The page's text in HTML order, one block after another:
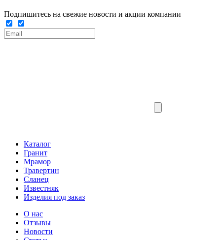
Подпишитесь на свежие новости и акции компании
Каталог
Гранит
Мрамор
Травертин
Сланец
Известняк
Изделия под заказ
О нас
Отзывы
Новости